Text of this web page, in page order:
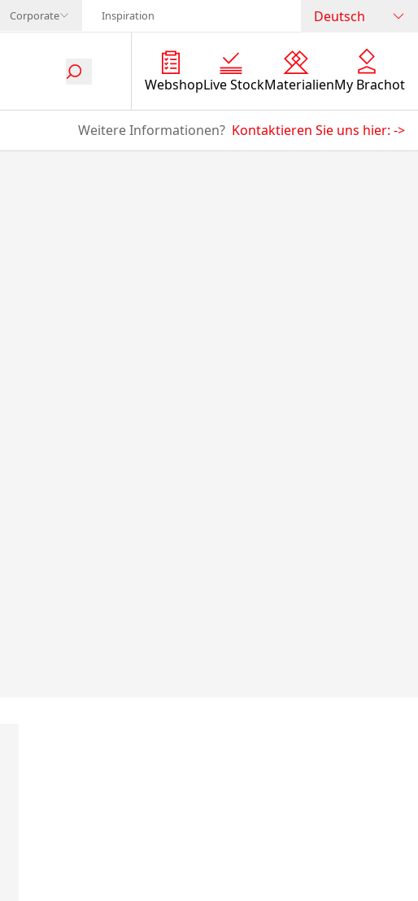
Corporate Inspiration Deutsch
WebshopLive StockMaterialienMy Brachot
Weitere Informationen? Kontaktieren Sie uns hier: ->